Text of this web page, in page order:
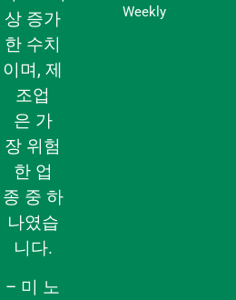
상 증가
한 수치
이며, 제
조업
은 가
장 위험
한 업
종 중 하
나였습
니다.
– 미 노
Weekly